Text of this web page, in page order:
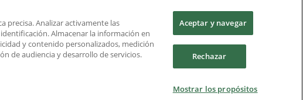
precisa. Analizar activamente las
Almacenar la información en
y contenido personalizados, medición
de audiencia y desarrollo de servicios.
Aceptar y navegar
Rechazar
Mostrar los propósitos